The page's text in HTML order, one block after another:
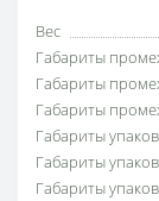
Вес
Габариты
Габариты
Габариты
Габариты
Габариты
Габариты